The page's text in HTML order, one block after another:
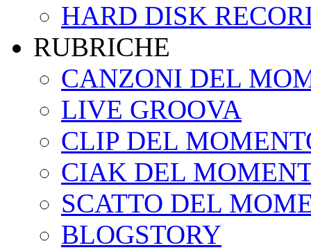
HARD DISK
RUBRICHE
CANZONI DEL
LIVE GROOVA
CLIP DEL
CIAK DEL
SCATTO DEL
BLOGSTORY